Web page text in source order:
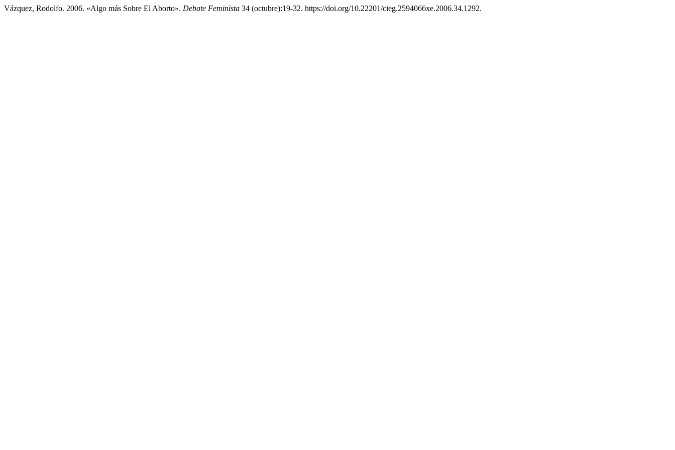
Vázquez, Rodolfo. 2006. «Algo más Sobre El Aborto». Debate Feminista 34 (octubre):19-32. https://doi.org/10.22201/cieg.2594066xe.2006.34.1292.